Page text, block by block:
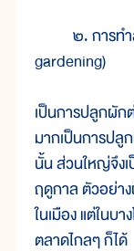
๒. การทำส
gardening)
เป็นการปลูกผัก
มากเป็นการปลู
นั้น ส่วนใหญ่จึง
ฤดูกาล ตัวอย่า
ในเมือง แต่ในบ
ตลาดไกลๆ ก็ได้